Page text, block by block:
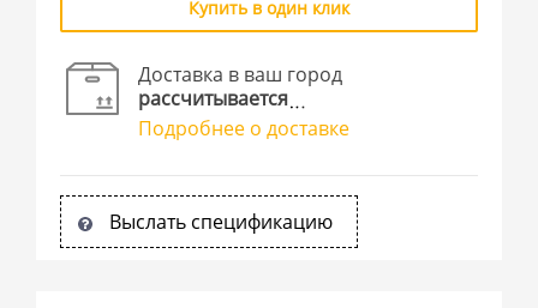
Купить в один клик
Доставка в ваш город
рассчитывается
Подробнее о доставке
Выслать спецификацию